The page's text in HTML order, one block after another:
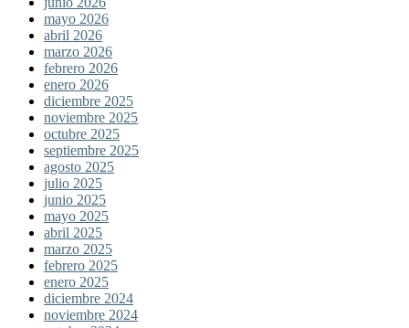
mayo 2026
abril 2026
marzo 2026
febrero 2026
enero 2026
diciembre 2025
noviembre 2025
octubre 2025
septiembre 2025
agosto 2025
julio 2025
junio 2025
mayo 2025
abril 2025
marzo 2025
febrero 2025
enero 2025
diciembre 2024
noviembre 2024